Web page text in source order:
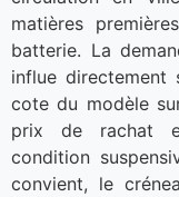
matières
batterie. La
influe
cote du modèle
prix de rachat
condition
convient, le